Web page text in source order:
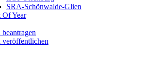
SRA-Schönwalde-Glien
Of Year
veröffentlichen